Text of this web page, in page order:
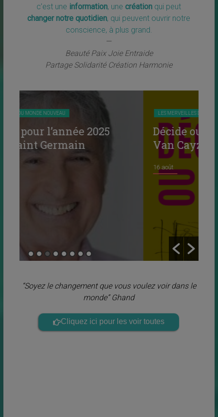
c’est une information, unecréation qui peut
changer notre quotidien, qui peuvent ouvrir notre
conscience, à plus grand.
—
Beauté Paix Joie Entraide
Partage Solidarité Création Harmonie
LES MERVEILLES DU MONDE NOUVEAU LIVRES
Décide ou décède par Karine
Van Cayzeele
“Soyez le changement que vous voulez voir dans le
monde” Ghand
Cliquez ici pour les voir toutes